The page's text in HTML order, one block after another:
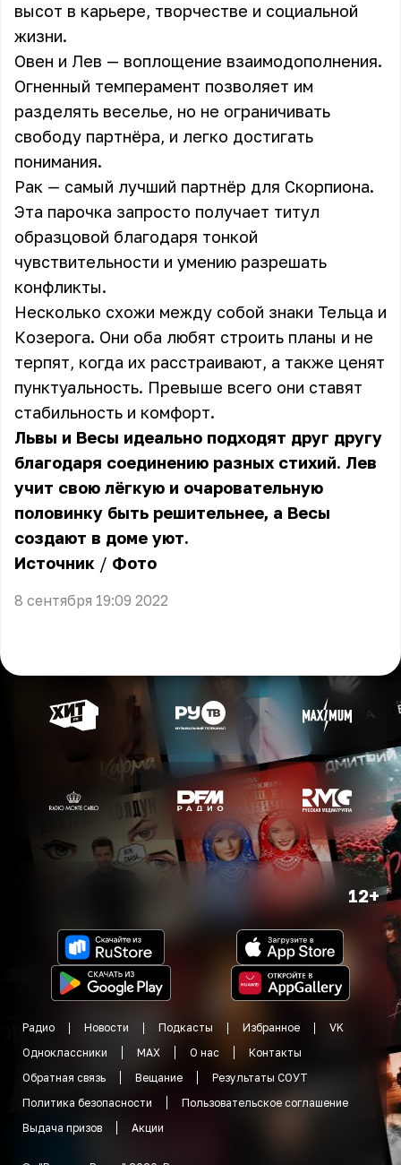
высот в карьере, творчестве и социальной
жизни.
Овен и Лев — воплощение взаимодополнения.
Огненный темперамент позволяет им
разделять веселье, но не ограничивать
свободу партнёра, и легко достигать
понимания.
Рак — самый лучший партнёр для Скорпиона.
Эта парочка запросто получает титул
образцовой благодаря тонкой
чувствительности и умению разрешать
конфликты.
Несколько схожи между собой знаки Тельца и
Козерога. Они оба любят строить планы и не
терпят, когда их расстраивают, а также ценят
пунктуальность. Превыше всего они ставят
стабильность и комфорт.
Львы и Весы идеально подходят друг другу
благодаря соединению разных стихий. Лев
учит свою лёгкую и очаровательную
половинку быть решительнее, а Весы
создают в доме уют.
Источник / Фото
8 сентября 19:09 2022
12+
Радио Новости Подкасты Избранное
VK
Одноклассники
MAX О нас
Контакты
Обратная связь
Вещание
Результаты СОУТ
Политика безопасности
Пользовательское соглашение
Выдача призов
Акции